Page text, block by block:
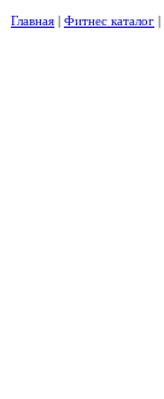
Главная | Фитнес каталог |